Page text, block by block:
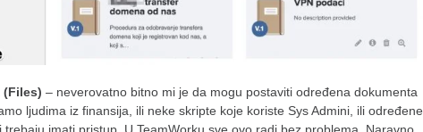
(Files) – neverovatno bitno mi je da mogu postaviti određena dokumenta
ljudima iz finansija, ili neke skripte koje koriste Sys Admini, ili određene